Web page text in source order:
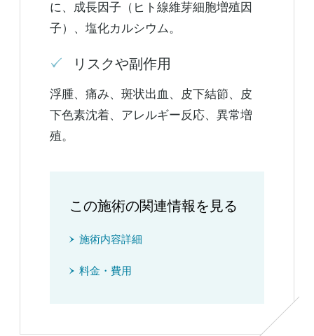
に、成長因子（ヒト線維芽細胞増殖因
子）、塩化カルシウム。
リスクや副作用
浮腫、痛み、斑状出血、皮下結節、皮
下色素沈着、アレルギー反応、異常増
殖。
この施術の関連情報を見る
施術内容詳細
料金・費用